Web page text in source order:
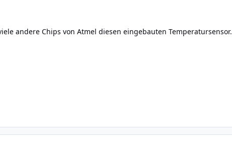
andere Chips von Atmel diesen eingebauten Temperatursensor.